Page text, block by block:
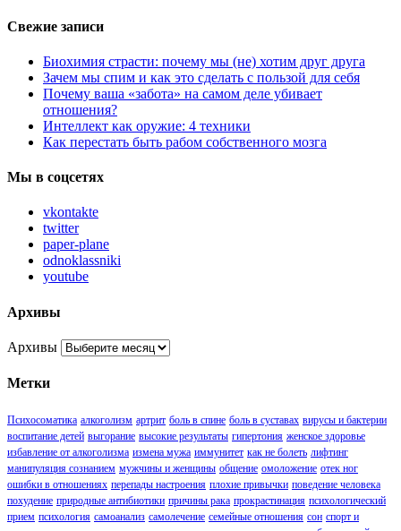
Свежие записи
Биохимия страсти: почему мы (не) хотим друг друга
Зачем мы спим и как это сделать с пользой для себя
Почему ваша «забота» на самом деле убивает
отношения?
Интеллект как оружие: 4 техники
Как перестать быть рабом собственного мозга
Мы в соцсетях
vkontakte
twitter
paper-plane
odnoklassniki
youtube
Архивы
Архивы
Метки
Психосоматика алкоголизм артрит боль в спине боль в суставах вирусы и бактерии
воспитание детей выгорание высокие результаты гипертония женское здоровье
избавление от алкоголизма измена мужа иммунитет как не болеть лифтинг
манипуляция сознанием мужчины и женщины общение омоложение отек ног
ошибки в отношениях перепады настроения плохие привычки поведение человека
похудение природные антибиотики причины рака прокрастинация психологический
прием психология самоанализ самолечение семейные отношения сон спорт и